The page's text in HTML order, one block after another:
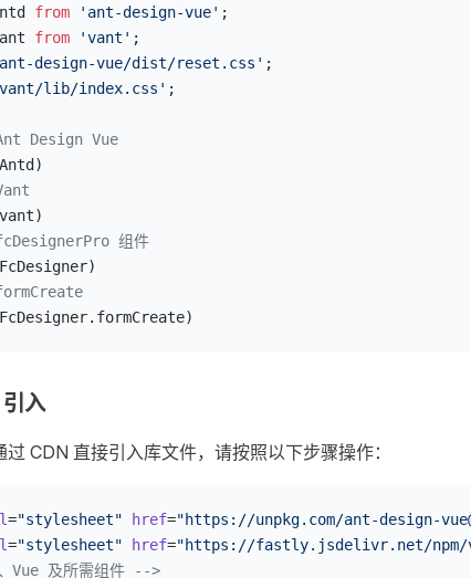
from 'ant-design-vue' ;
from 'vant' ;
design-vue/dist/reset.css' ;
lib/index.css' ;
Design Vue
组件
入
CDN 直接引入库文件，请按照以下步骤操作：
="stylesheet" href="https://unpkg.com/ant-design-
="stylesheet" href="https://fastly.jsdelivr.net/npm/
及所需组件 -->